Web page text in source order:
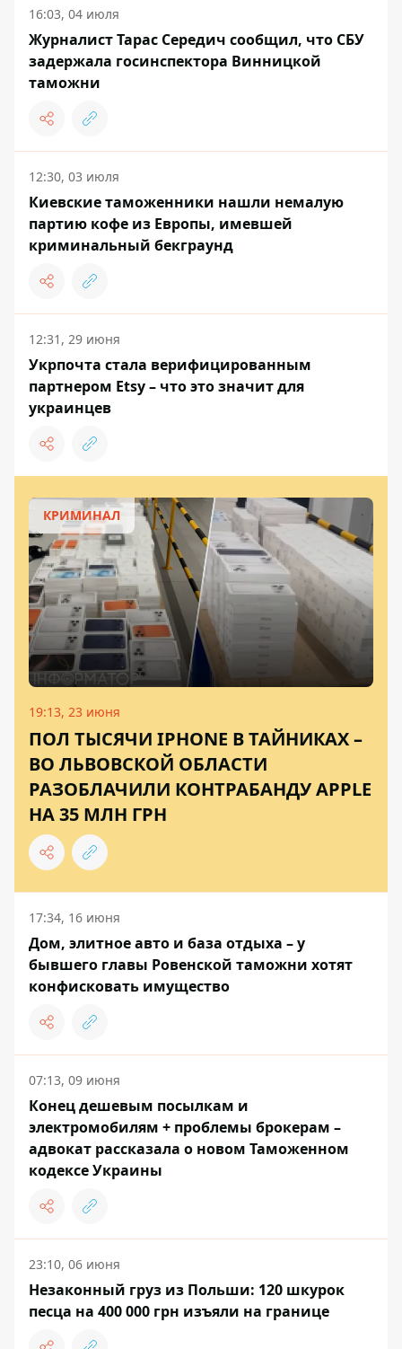
16:03, 04 июля
Журналист Тарас Середич сообщил, что СБУ
задержала госинспектора Винницкой
таможни
12:30, 03 июля
Киевские таможенники нашли немалую
партию кофе из Европы, имевшей
криминальный бекграунд
12:31, 29 июня
Укрпочта стала верифицированным
партнером Etsy – что это значит для
украинцев
КРИМИНАЛ
19:13, 23 июня
ПОЛ ТЫСЯЧИ IPHONE В ТАЙНИКАХ –
ВО ЛЬВОВСКОЙ ОБЛАСТИ
РАЗОБЛАЧИЛИ КОНТРАБАНДУ APPLE
НА 35 МЛН ГРН
17:34, 16 июня
Дом, элитное авто и база отдыха – у
бывшего главы Ровенской таможни хотят
конфисковать имущество
07:13, 09 июня
Конец дешевым посылкам и
электромобилям + проблемы брокерам –
адвокат рассказала о новом Таможенном
кодексе Украины
23:10, 06 июня
Незаконный груз из Польши: 120 шкурок
песца на 400 000 грн изъяли на границе